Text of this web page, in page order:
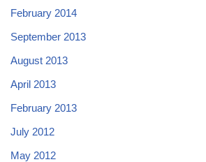
February 2014
September 2013
August 2013
April 2013
February 2013
July 2012
May 2012